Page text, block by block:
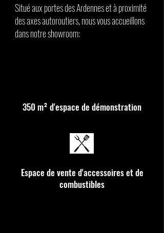
Situé aux portes des Ardennes et à proximité
des axes autoroutiers,nous vous accueillons
dans notre showroom:
350 m² d'espace de démonstration
Espace de vente d'accessoires et de
combustibles